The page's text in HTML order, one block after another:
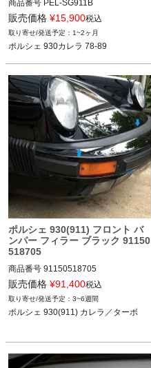
商品番号 PEL-SG911B
ポルシェ 930カレラ 78-89
販売価格 ¥15,900税込
1~2ヶ月
ポルシェ 930カレラ 78-89
ポルシェ 930(911) フロント バ
ンパー フィラー ブラック 91150
518705
商品番号 91150518705
ポルシェ 930(911) カレラ／ターボ 74
-89
販売価格 ¥91,400税込
3~6週間
ポルシェ 930(911) カレラ／ターボ